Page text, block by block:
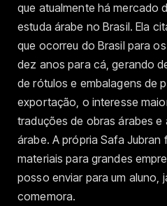
que atualmente há mercado
estuda árabe no Brasil. Ela
que ocorreu do Brasil para
dez anos para cá, gerando
de rótulos e embalagens de
exportação, o interesse
traduções de obras árabes e
árabe. A própria Safa Jubran
materiais para grandes
posso enviar para um aluno,
comemora.